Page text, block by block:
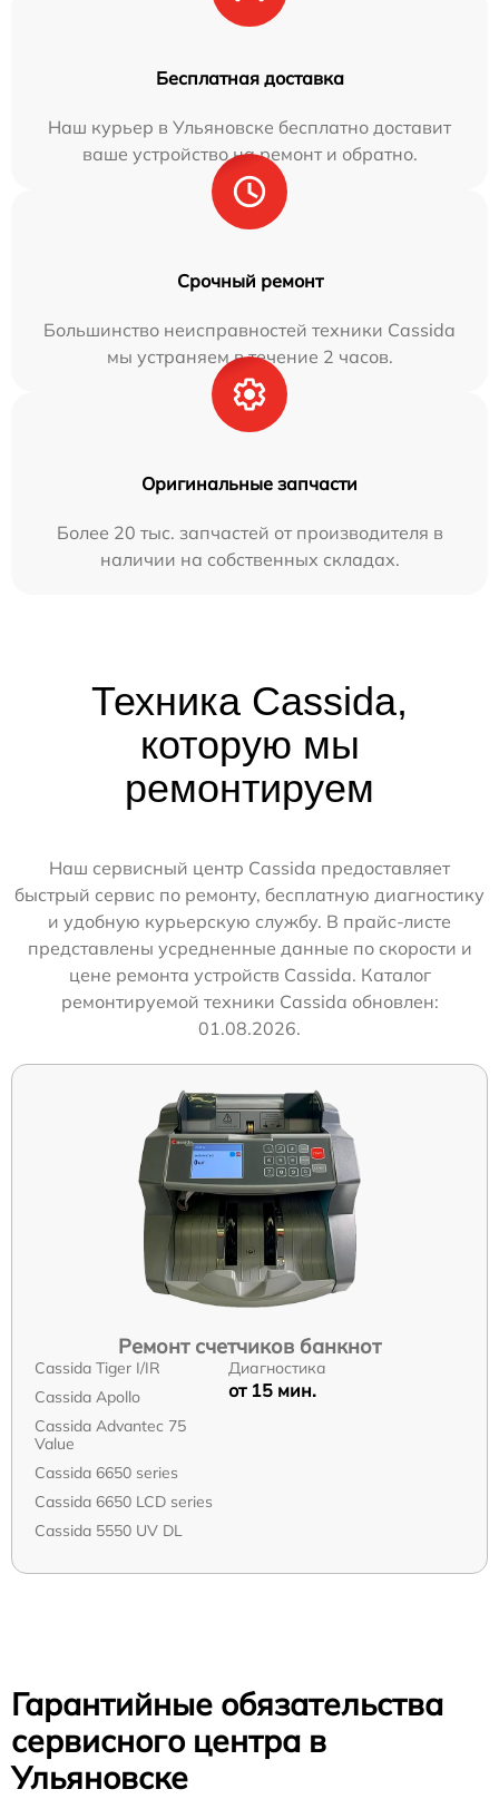
Бесплатная доставка
Наш курьер в Ульяновске бесплатно доставит
ваше устройство на ремонт и обратно.
Срочный ремонт
Большинство неисправностей техники Cassida
мы устраняем в течение 2 часов.
Оригинальные запчасти
Более 20 тыс. запчастей от производителя в
наличии на собственных складах.
Техника Cassida,
которую мы
ремонтируем
Наш сервисный центр Cassida предоставляет
быстрый сервис по ремонту, бесплатную диагностику
и удобную курьерскую службу. В прайс-листе
представлены усредненные данные по скорости и
цене ремонта устройств Cassida. Каталог
ремонтируемой техники Cassida обновлен:
01.08.2026.
Ремонт счетчиков банкнот
Cassida Tiger I/IR
Cassida Apollo
Cassida Advantec 75
Value
Cassida 6650 series
Cassida 6650 LCD series
Cassida 5550 UV DL
Диагностика
от 15 мин.
Гарантийные обязательства
сервисного центра в
Ульяновске